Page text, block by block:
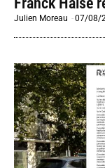
Julien Moreau -07/08/